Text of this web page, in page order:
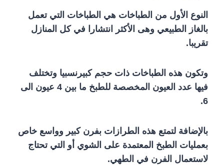
النوع الأول من الطباخات هي الطباخات التي تعمل
بالغاز الطبيعي وهى الأكثر انتشارا في كل المنازل
تقريبا.
وتكون هذه الطباخات ذات حجم كبيرنسبيا وتختلف
فيها عدد العيون المخصصة للطبخ ما بين 4 عيون الى
6.
بالإضافة لتمتع هذه الطرازات بفرن كبير وواسع خاص
بعمليات الطبخ المعتمدة على الشوي أو التي تحتاج
لاستعمال الفرن في الطهي.